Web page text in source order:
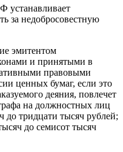
устанавливает
за недобросовестную
эмитентом
и принятыми в
правовыми
ценных бумаг, если это
деяния, повлечет
на должностных лиц
до тридцати тысяч рублей;
до семисот тысяч